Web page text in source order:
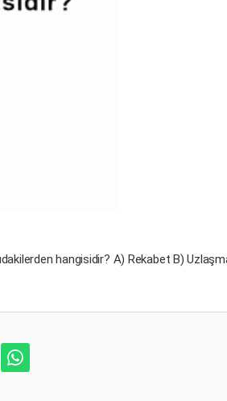
hangisidir? A) Rekabet B)